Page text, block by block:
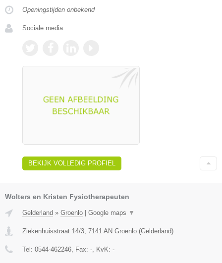
Openingstijden onbekend
Sociale media:
BEKIJK VOLLEDIG PROFIEL
Wolters en Kristen Fysiotherapeuten
Gelderland » Groenlo | Google maps ▼
Ziekenhuisstraat 14/3 7141 AN Groenlo (Gelderland)
Tel: 0544-462246 , Fax: - , KvK: -